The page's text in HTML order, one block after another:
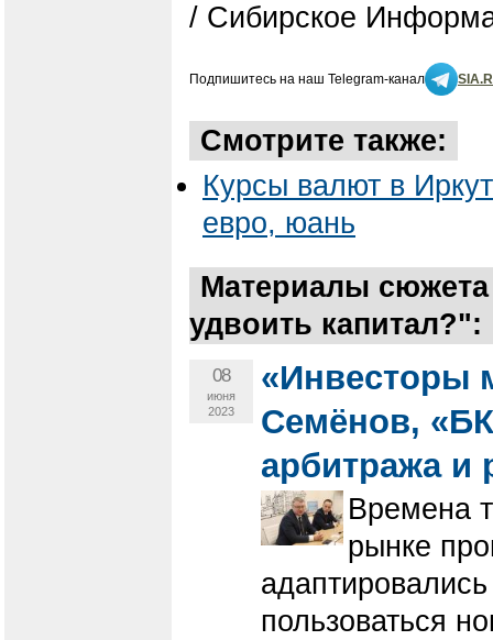
/ Сибирское
Подпишитесь на наш Telegram-канал
Смотрите также:
Курсы валют в
евро, юань
Материалы
удвоить капитал?":
08
июня
2023
«Инвесторы
Семёнов,
арбитража и
Времена
рынке
пользоваться